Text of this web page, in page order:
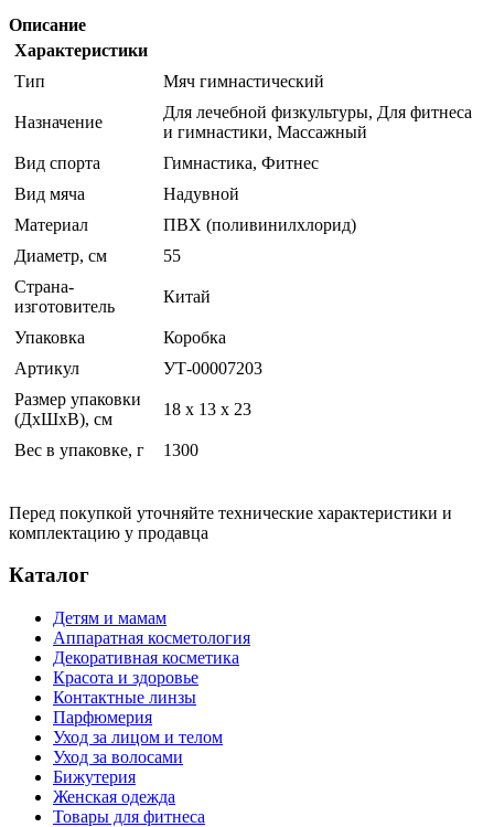
Описание
Характеристики
Тип
Мяч гимнастический
Назначение
Для лечебной физкультуры, Для фитнеса
и гимнастики, Массажный
Вид спорта
Гимнастика, Фитнес
Вид мяча
Надувной
Материал
ПВХ (поливинилхлорид)
Диаметр, см
55
Страна-
изготовитель
Китай
Упаковка
Коробка
Артикул
УТ-00007203
Размер упаковки
(ДхШхВ), см
18 x 13 x 23
Вес в упаковке, г 1300
Перед покупкой уточняйте технические характеристики и
комплектацию у продавца
Каталог
Детям и мамам
Аппаратная косметология
Декоративная косметика
Красота и здоровье
Контактные линзы
Парфюмерия
Уход за лицом и телом
Уход за волосами
Бижутерия
Женская одежда
Товары для фитнеса